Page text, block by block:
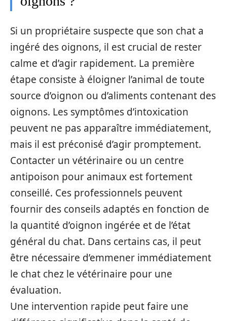
Si un propriétaire suspecte que son chat a
ingéré des oignons, il est crucial de rester
calme et d’agir rapidement. La première
étape consiste à éloigner l’animal de toute
source d’oignon ou d’aliments contenant des
oignons. Les symptômes d’intoxication
peuvent ne pas apparaître immédiatement,
mais il est préconisé d’agir promptement.
Contacter un vétérinaire ou un centre
antipoison pour animaux est fortement
conseillé. Ces professionnels peuvent
fournir des conseils adaptés en fonction de
la quantité d’oignon ingérée et de l’état
général du chat. Dans certains cas, il peut
être nécessaire d’emmener immédiatement
le chat chez le vétérinaire pour une
évaluation.
Une intervention rapide peut faire une